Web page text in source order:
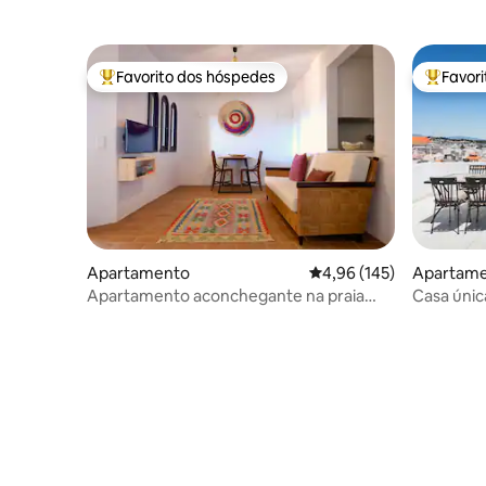
Favoritos dos hóspedes mais apreciados
Favorito dos hóspedes
Apartamento Classificação média de
4,96 (145)
Apartamento aconchegante na praia
Casa